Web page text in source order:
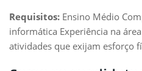
Requisitos: Ensino Médio
informática Experiência na
atividades que exijam esforço